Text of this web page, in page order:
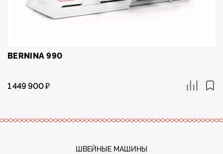
BERNINA 990
1 449 900₽
ШВЕЙНЫЕ МАШИНЫ